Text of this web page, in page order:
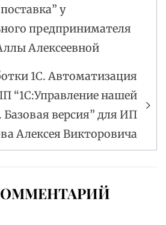
у
предпринимателя
Алексеевной
1С. Автоматизация
“1С:Управление нашей
версия” для ИП
Алексея Викторовича